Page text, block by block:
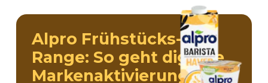
Alpro Frühstücks-
Range: So geht digitale
Markenaktivierung